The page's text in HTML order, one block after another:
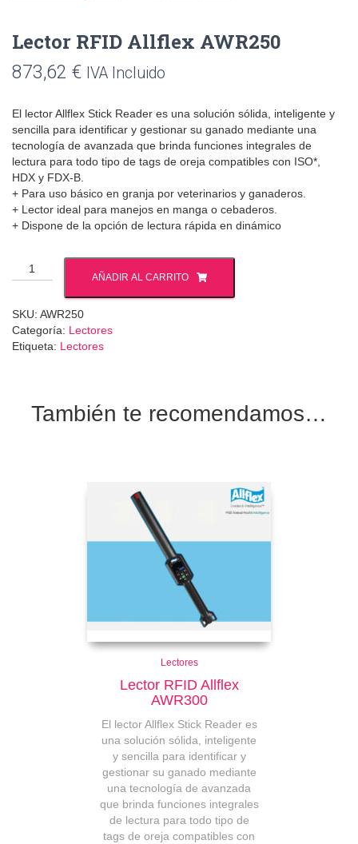
Lector RFID Allflex AWR250
873,62 € IVA Incluido
El lector Allflex Stick Reader es una solución sólida, inteligente y
sencilla para identificar y gestionar su ganado mediante una
tecnología de avanzada que brinda funciones integrales de
lectura para todo tipo de tags de oreja compatibles con ISO*,
HDX y FDX-B.
+ Para uso básico en granja por veterinarios y ganaderos.
+ Lector ideal para manejos en manga o cebaderos.
+ Dispone de la opción de lectura rápida en dinámico
Lector
RFID
AWR250
cantidad
AÑADIR AL CARRITO
SKU: AWR250
Categoría: Lectores
Etiqueta: Lectores
También te recomendamos…
Lectores
Lector RFID Allflex
AWR300
El lector Allflex Stick Reader es
una solución sólida, inteligente
y sencilla para identificar y
gestionar su ganado mediante
una tecnología de avanzada
que brinda funciones integrales
de lectura para todo tipo de
tags de oreja compatibles con